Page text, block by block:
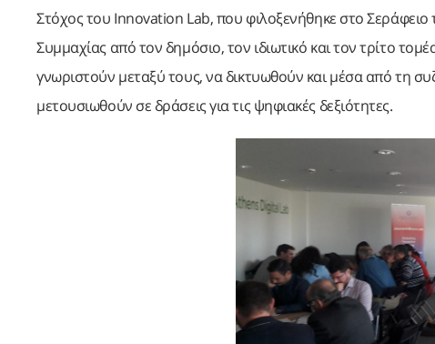
Στόχος του Innovation Lab, που φιλοξενήθηκε στο
Συμμαχίας από τον δημόσιο, τον ιδιωτικό και τον τρίτο
γνωριστούν μεταξύ τους, να δικτυωθούν και μέσα από τη
μετουσιωθούν σε δράσεις για τις ψηφιακές δεξιότητες.